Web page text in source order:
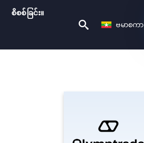
စိစစ်ခြင်း။
ဗမာစကာ